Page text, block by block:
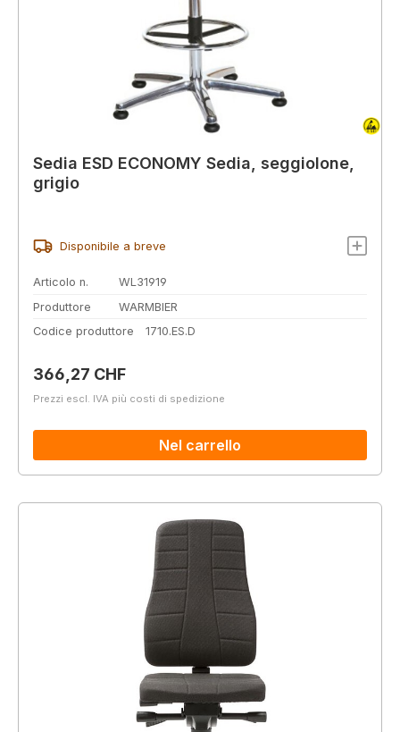
Sedia ESD ECONOMY Sedia, seggiolone,
grigio
Disponibile a breve
Articolo n.
WL31919
Produttore
WARMBIER
Codice produttore
1710.ES.D
Prezzo normale:
366,27 CHF
Prezzi escl. IVA più costi di spedizione
Nel carrello